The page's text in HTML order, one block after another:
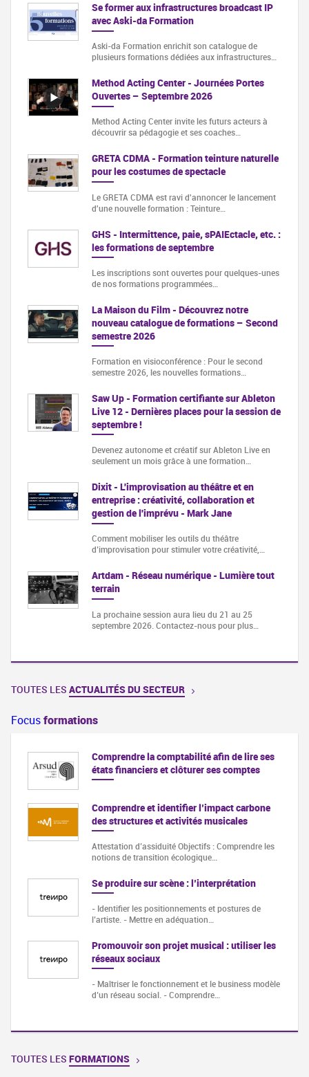
Se former aux infrastructures broadcast IP
avec Aski-da Formation
Aski-da Formation enrichit son catalogue de
plusieurs formations dédiées aux infrastructures…
Method Acting Center - Journées Portes
Ouvertes – Septembre 2026
Method Acting Center invite les futurs acteurs à
découvrir sa pédagogie et ses coaches…
GRETA CDMA - Formation teinture naturelle
pour les costumes de spectacle
Le GRETA CDMA est ravi d'annoncer le lancement
d'une nouvelle formation : Teinture…
GHS - Intermittence, paie, sPAIEctacle, etc. :
les formations de septembre
Les inscriptions sont ouvertes pour quelques-unes
de nos formations programmées…
La Maison du Film - Découvrez notre
nouveau catalogue de formations – Second
semestre 2026
Formation en visioconférence : Pour le second
semestre 2026, les nouvelles formations…
Saw Up - Formation certifiante sur Ableton
Live 12 - Dernières places pour la session de
septembre !
Devenez autonome et créatif sur Ableton Live en
seulement un mois grâce à une formation…
Dixit - L'improvisation au théâtre et en
entreprise : créativité, collaboration et
gestion de l'imprévu - Mark Jane
Comment mobiliser les outils du théâtre
d’improvisation pour stimuler votre créativité,…
Artdam - Réseau numérique - Lumière tout
terrain
La prochaine session aura lieu du 21 au 25
septembre 2026. Contactez-nous pour plus…
TOUTES LES ACTUALITÉS DU SECTEUR
Focusformations
Comprendre la comptabilité afin de lire ses
états financiers et clôturer ses comptes
Comprendre et identifier l’impact carbone
des structures et activités musicales
Attestation d’assiduité Objectifs : Comprendre les
notions de transition écologique…
Se produire sur scène : l’interprétation
- Identifier les positionnements et postures de
l’artiste. - Mettre en adéquation…
Promouvoir son projet musical : utiliser les
réseaux sociaux
- Maîtriser le fonctionnement et le business modèle
d’un réseau social. - Comprendre…
TOUTES LES FORMATIONS